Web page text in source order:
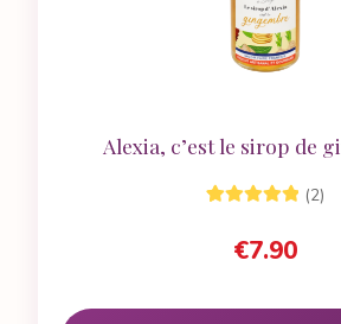
Alexia, c’est le sirop de
5 basé sur
(2)
€7.90